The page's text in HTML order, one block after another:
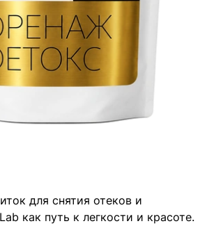
для снятия отеков и
как путь к легкости и красоте.